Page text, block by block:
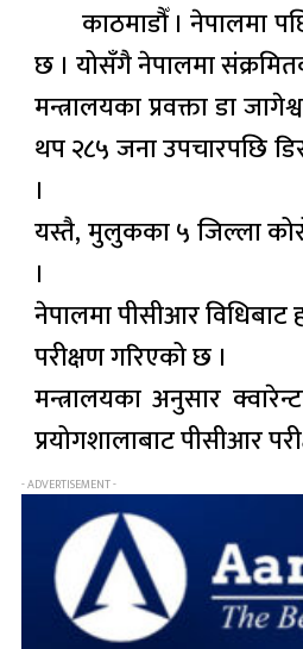
काठमाडौँ । नेपालमा
छ । योसँगै नेपालमा
मन्त्रालयका प्रवक्ता डा
थप २८५ जना उपचारपछि
।
यस्तै, मुलुकका ५ जिल्ला
।
नेपालमा पीसीआर
परीक्षण गरिएको छ ।
मन्त्रालयका अनुसार
प्रयोगशालाबाट पीसीआर
- ADVERTISEMENT -